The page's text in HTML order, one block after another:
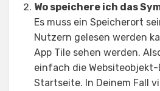
Wo speichere ich das
Es muss ein Speicherort
Nutzern gelesen werden
App Tile sehen werden.
einfach die
Startseite. In Deinem Fall